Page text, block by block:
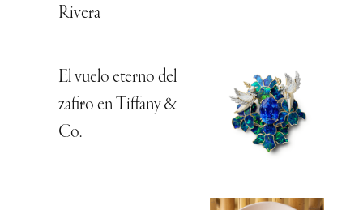
Rivera
El vuelo eterno del
zafiro en Tiffany &
Co.